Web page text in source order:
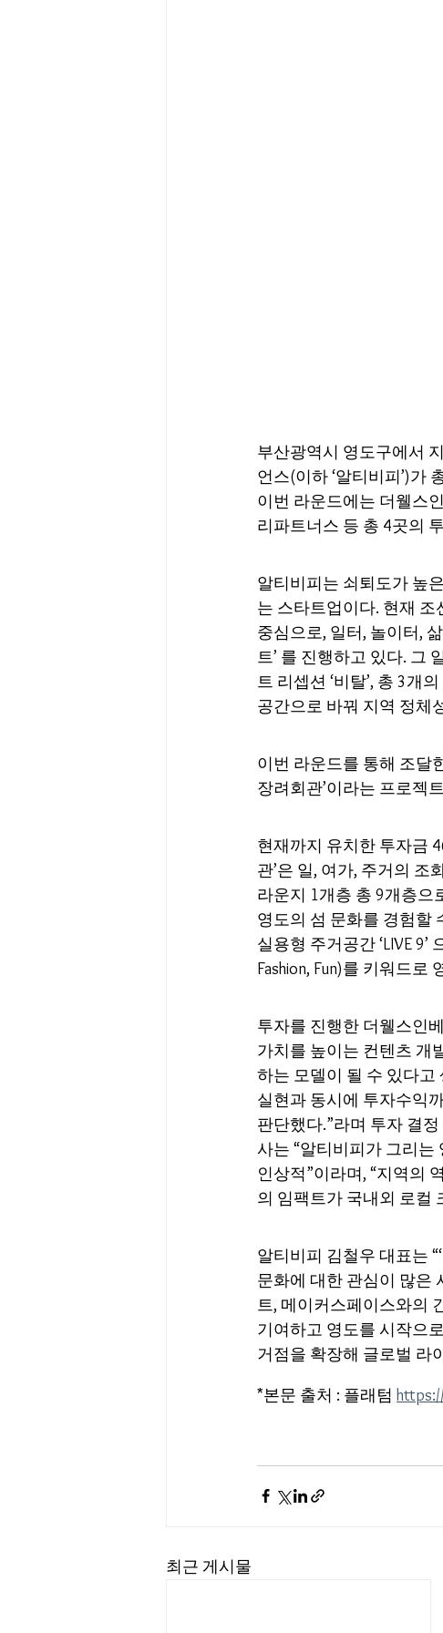
부산광역시 영도구에서
언스(이하 ‘알티비피’)가
이번 라운드에는 더웰스
리파트너스 등 총 4곳의
알티비피는 쇠퇴도가 높
는 스타트업이다. 현재
중심으로, 일터, 놀이터,
트’ 를 진행하고 있다. 그
트 리셉션 ‘비탈’, 총 3개
공간으로 바꿔 지역 정체
이번 라운드를 통해 조달
장려회관’이라는 프로젝
현재까지 유치한 투자금
관’은 일, 여가, 주거의
라운지 1개층 총 9개층으
영도의 섬 문화를 경험할
실용형 주거공간 ‘LIVE
Fashion, Fun)를 키워드
투자를 진행한 더웰스인
가치를 높이는 컨텐츠 개
하는 모델이 될 수 있다
실현과 동시에 투자수익
판단했다.”라며 투자 결
사는 “알티비피가 그리는
인상적”이라며, “지역의
의 임팩트가 국내외 로컬
알티비피 김철우 대표는
문화에 대한 관심이 많은
트, 메이커스페이스와의
기여하고 영도를 시작으
거점을 확장해 글로벌 라
*본문 출처 : 플래텀
최근 게시물